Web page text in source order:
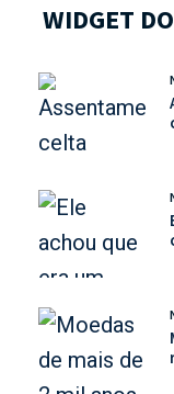
WIDGET